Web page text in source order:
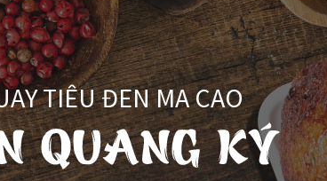
TIÊU ĐEN MA CAO